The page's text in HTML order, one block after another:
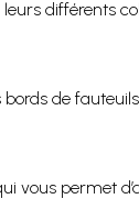
différents
de
vous permet